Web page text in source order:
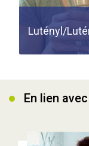
Lutényl/
En lien